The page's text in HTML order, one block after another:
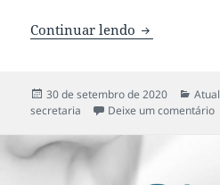
Continuar lendo Profissão
Publicado
em
30 de setembro de 2020
secretaria
Deixe um comentário